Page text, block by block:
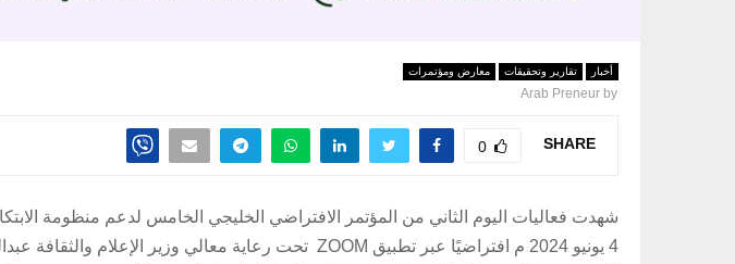
أخبار تقارير وتحقيقات معارض ومؤتمرات
by
Arab Preneur
SHARE
0